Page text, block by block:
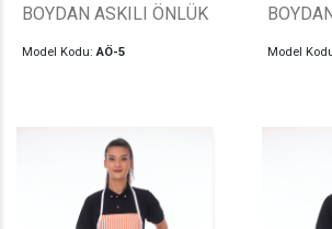
BOYDAN ASKILI ÖNLÜK
Model Kodu:AÖ-5 Model